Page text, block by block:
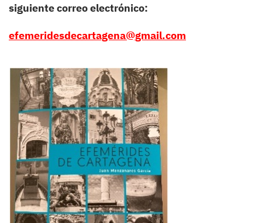
siguiente correo electrónico:
efemeridesdecartagena@gmail.com